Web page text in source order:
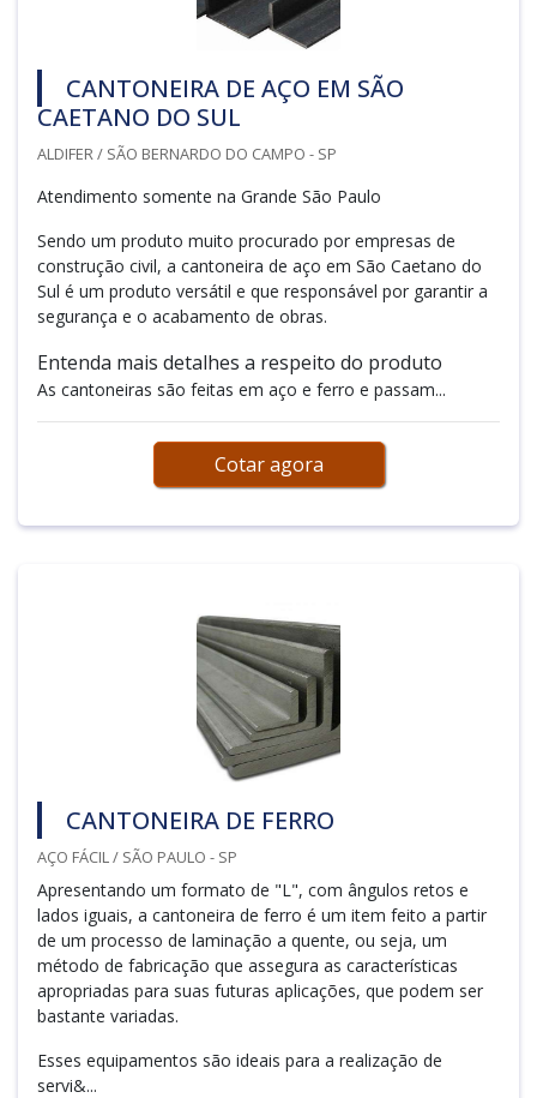
CANTONEIRA DE AÇO EM SÃO
CAETANO DO SUL
ALDIFER / SÃO BERNARDO DO CAMPO - SP
Atendimento somente na Grande São Paulo
Sendo um produto muito procurado por empresas de
construção civil, a cantoneira de aço em São Caetano do
Sul é um produto versátil e que responsável por garantir a
segurança e o acabamento de obras.
Entenda mais detalhes a respeito do produto
As cantoneiras são feitas em aço e ferro e passam...
Cotar agora
CANTONEIRA DE FERRO
AÇO FÁCIL / SÃO PAULO - SP
Apresentando um formato de "L", com ângulos retos e
lados iguais, a cantoneira de ferro é um item feito a partir
de um processo de laminação a quente, ou seja, um
método de fabricação que assegura as características
apropriadas para suas futuras aplicações, que podem ser
bastante variadas.
Esses equipamentos são ideais para a realização de
servi&...